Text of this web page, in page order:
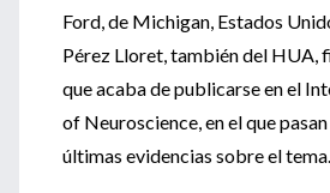
Ford, de Michigan, Estados
Pérez Lloret, también del HUA,
que acaba de publicarse en el
of Neuroscience, en el que
últimas evidencias sobre el tema.